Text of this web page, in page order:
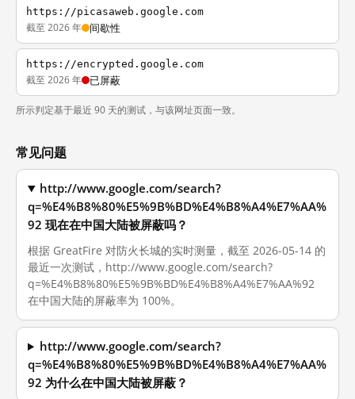
https://picasaweb.google.com
截至 2026 年 间歇性
https://encrypted.google.com
截至 2026 年 已屏蔽
所示判定基于最近 90 天的测试，与该网址页面一致。
常见问题
http://www.google.com/search?
q=%E4%B8%80%E5%9B%BD%E4%B8%A4%E7%AA%
92 现在在中国大陆被屏蔽吗？
根据 GreatFire 对防火长城的实时测量，截至 2026-05-14 的
最近一次测试，http://www.google.com/search?
q=%E4%B8%80%E5%9B%BD%E4%B8%A4%E7%AA%92
在中国大陆的屏蔽率为 100%。
http://www.google.com/search?
q=%E4%B8%80%E5%9B%BD%E4%B8%A4%E7%AA%
92 为什么在中国大陆被屏蔽？